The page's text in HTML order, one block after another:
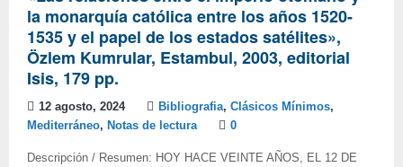
la monarquía católica entre los años 1520-
1535 y el papel de los estados satélites»,
Özlem Kumrular, Estambul, 2003, editorial
Isis, 179 pp.
12 agosto, 2024 Bibliografia, Clásicos Mínimos,
Mediterráneo, Notas de lectura 0
Descripción / Resumen: HOY HACE VEINTE AÑOS, EL 12 DE